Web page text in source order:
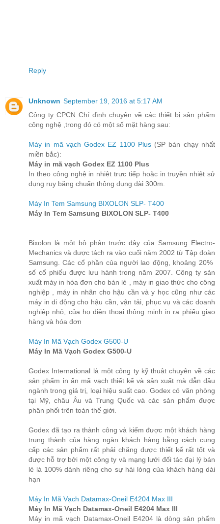
Reply
Unknown September 19, 2016 at 5:17 AM
Công ty CPCN Chí đình chuyên về các thiết bị sản phẩm
công nghệ ,trong đó có một số mặt hàng sau:
Máy in mã vạch Godex EZ 1100 Plus(SP bán chạy nhất
miền bắc):
Máy in mã vạch Godex EZ 1100 Plus
In theo công nghệ in nhiệt trực tiếp hoặc in truyền nhiệt sử
dụng ruy băng chuẩn thông dụng dài 300m.
Máy In Tem Samsung BIXOLON SLP- T400
Máy In Tem Samsung BIXOLON SLP- T400
Bixolon là một bộ phận trước đây của Samsung Electro-
Mechanics và được tách ra vào cuối năm 2002 từ Tập đoàn
Samsung. Các cổ phần của người lao động, khoảng 20% ​​
số cổ phiếu được lưu hành trong năm 2007. Công ty sản
xuất máy in hóa đơn cho bán lẻ , máy in giao thức cho công
nghiệp , máy in nhãn cho hậu cần và y học cũng như các
máy in di động cho hậu cần, vận tải, phục vụ và các doanh
nghiệp nhỏ, của họ điện thoại thông minh in ra phiếu giao
hàng và hóa đơn
Máy In Mã Vạch Godex G500-U
Máy In Mã Vạch Godex G500-U
Godex International là một công ty kỹ thuật chuyên về các
sản phẩm in ấn mã vạch thiết kế và sản xuất mà dẫn đầu
ngành trong giá trị, loại hiệu suất cao. Godex có văn phòng
tại Mỹ, châu Âu và Trung Quốc và các sản phẩm được
phân phối trên toàn thế giới.
Godex đã tạo ra thành công và kiếm được một khách hàng
trung thành của hàng ngàn khách hàng bằng cách cung
cấp các sản phẩm rất phải chăng được thiết kế rất tốt và
được hỗ trợ bởi một công ty và mạng lưới đối tác đại lý bán
lẻ là 100% dành riêng cho sự hài lòng của khách hàng dài
hạn
Máy In Mã Vạch Datamax-Oneil E4204 Max III
Máy In Mã Vạch Datamax-Oneil E4204 Max III
Máy in mã vạch Datamax-Oneil E4204 là dòng sản phẩm